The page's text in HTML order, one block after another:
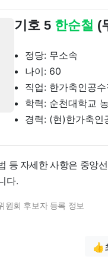
기호 5 한순철 (
정당: 무소속
나이: 60
직업: 한가축인공
학력: 순천대학교
경력: (현)한가축
등 자세한 사항은 중앙
다.
원회 후보자 등록 정보
👍